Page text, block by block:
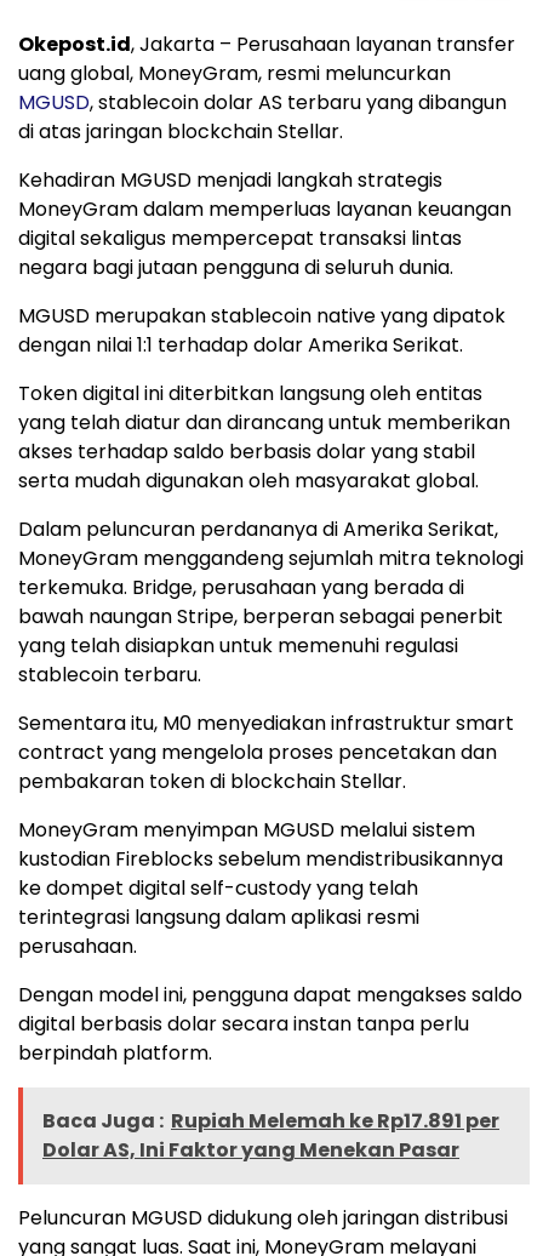
Okepost.id, Jakarta – Perusahaan layanan transfer
uang global, MoneyGram, resmi meluncurkan
MGUSD, stablecoin dolar AS terbaru yang dibangun
di atas jaringan blockchain Stellar.
Kehadiran MGUSD menjadi langkah strategis
MoneyGram dalam memperluas layanan keuangan
digital sekaligus mempercepat transaksi lintas
negara bagi jutaan pengguna di seluruh dunia.
MGUSD merupakan stablecoin native yang dipatok
dengan nilai 1:1 terhadap dolar Amerika Serikat.
Token digital ini diterbitkan langsung oleh entitas
yang telah diatur dan dirancang untuk memberikan
akses terhadap saldo berbasis dolar yang stabil
serta mudah digunakan oleh masyarakat global.
Dalam peluncuran perdananya di Amerika Serikat,
MoneyGram menggandeng sejumlah mitra teknologi
terkemuka. Bridge, perusahaan yang berada di
bawah naungan Stripe, berperan sebagai penerbit
yang telah disiapkan untuk memenuhi regulasi
stablecoin terbaru.
Sementara itu, M0 menyediakan infrastruktur smart
contract yang mengelola proses pencetakan dan
pembakaran token di blockchain Stellar.
MoneyGram menyimpan MGUSD melalui sistem
kustodian Fireblocks sebelum mendistribusikannya
ke dompet digital self-custody yang telah
terintegrasi langsung dalam aplikasi resmi
perusahaan.
Dengan model ini, pengguna dapat mengakses saldo
digital berbasis dolar secara instan tanpa perlu
berpindah platform.
Baca Juga : Rupiah Melemah ke Rp17.891 per
Dolar AS, Ini Faktor yang Menekan Pasar
Peluncuran MGUSD didukung oleh jaringan distribusi
yang sangat luas. Saat ini, MoneyGram melayani